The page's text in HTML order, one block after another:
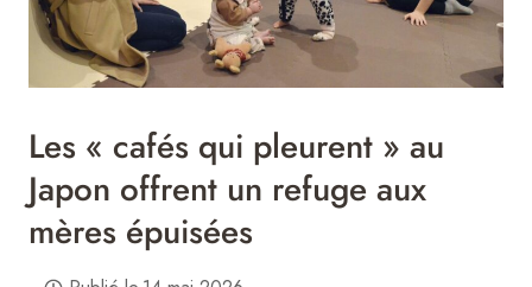
Les « cafés qui pleurent » au
Japon offrent un refuge aux
mères épuisées